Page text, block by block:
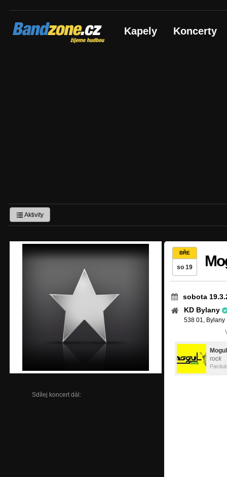
Bandzone.cz
žijeme hudbou Kapely Koncerty
Aktivity
Sdílej koncert dál:
BŘE
so 19
sobota
KD Bylany
538 01, Bylany
rock